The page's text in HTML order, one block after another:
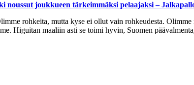
joukkueen tärkeimmäksi pelaajaksi –
rohkeita, mutta kyse ei ollut vain rohkeudesta.
Higuitan maaliin asti se toimi hyvin, Suomen